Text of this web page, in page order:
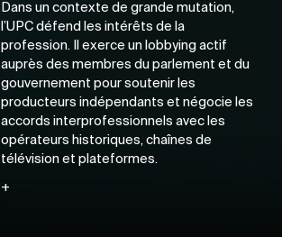
Dans un contexte de grande mutation,
l’UPC défend les intérêts de la
profession. Il exerce un lobbying actif
auprès des membres du parlement et du
gouvernement pour soutenir les
producteurs indépendants et négocie les
accords interprofessionnels avec les
opérateurs historiques, chaînes de
télévision et plateformes.
+